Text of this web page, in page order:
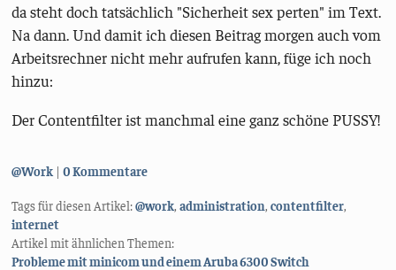
da steht doch tatsächlich "Sicherheit sex perten" im Text.
Na dann. Und damit ich diesen Beitrag morgen auch vom
Arbeitsrechner nicht mehr aufrufen kann, füge ich noch
hinzu:
Der Contentfilter ist manchmal eine ganz schöne PUSSY!
Kategorien:
@Work 0 Kommentare
Tags für diesen Artikel:@work,administration,contentfilter,
internet
Artikel mit ähnlichen Themen:
Probleme mit minicom und einem Aruba 6300 Switch